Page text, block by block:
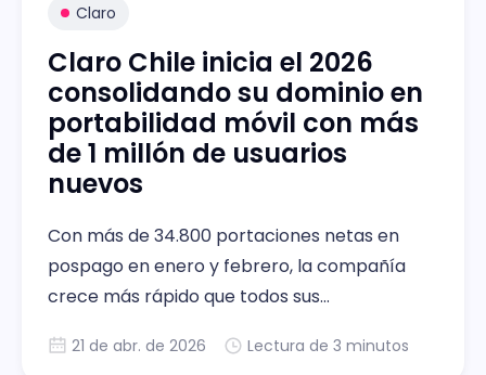
Claro
Claro Chile inicia el 2026
consolidando su dominio en
portabilidad móvil con más
de 1 millón de usuarios
nuevos
Con más de 34.800 portaciones netas en
pospago en enero y febrero, la compañía
crece más rápido que todos sus
del sector.
21 de abr. de 2026 Lectura de 3 minutos